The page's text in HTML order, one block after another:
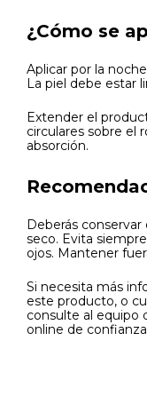
¿Cómo se
Aplicar por la
La piel debe estar
Extender el
circulares sobre el
absorción.
Deberás
seco. Evita
ojos. Mantener
Si necesita más
este producto, o
consulte al equipo
online de